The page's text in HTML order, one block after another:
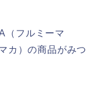
（フルミーマ
カ）の商品がみつ